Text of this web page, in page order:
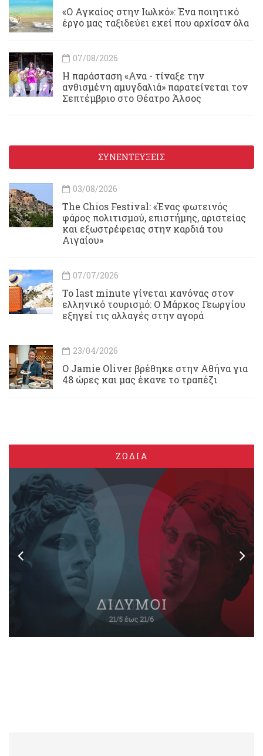
«Ο Αγκαίος στην Ιωλκό»: Ένα ποιητικό
έργο μας ταξιδεύει εκεί που αρχίσαν όλα
07/08/2026
Η παράσταση «Ανα - τίναξε την
ανθισμένη αμυγδαλιά» παρατείνεται τον
Σεπτέμβριο στο Θέατρο Άλσος
ΣΥΝΕΝΤΕΥΞΕΙΣ
03/08/2026
Τhe Chios Festival: «Ένας φωτεινός
φάρος πολιτισμού, επιστήμης, αριστείας
και εξωστρέφειας στην καρδιά του
Αιγαίου»
07/07/2026
Το last minute γίνεται κανόνας στον
ελληνικό τουρισμό: Ο Μάρκος Γεωργίου
εξηγεί τις αλλαγές στην αγορά
23/04/2026
Ο Jamie Oliver βρέθηκε στην Αθήνα για
48 ώρες και μας έκανε το τραπέζι
ΖΩΔΙΑ